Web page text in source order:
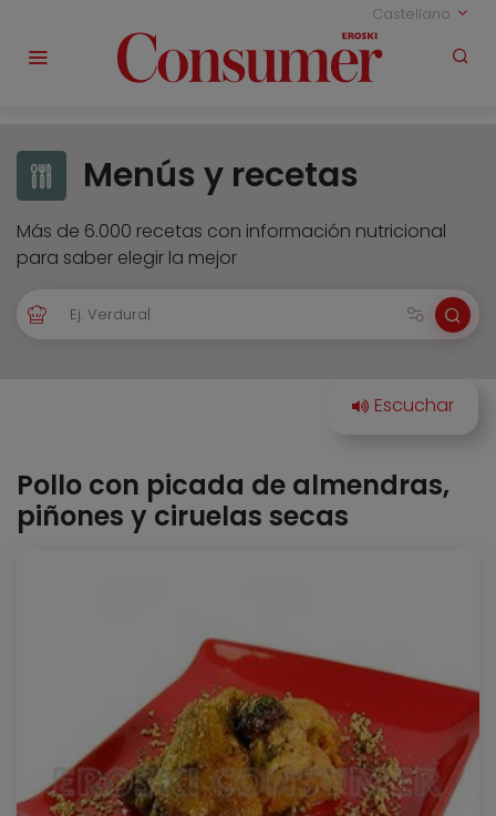
Castellano
Menús y recetas
Más de 6.000 recetas con información nutricional
para saber elegir la mejor
Pollo con picada de almendras,
piñones y ciruelas secas